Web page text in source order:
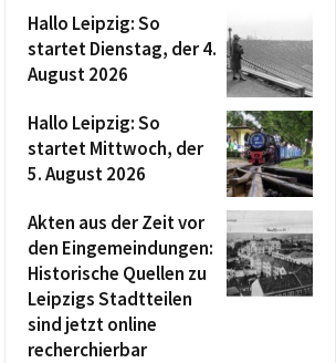
Hallo Leipzig: So
startet Dienstag, der 4.
August 2026
Hallo Leipzig: So
startet Mittwoch, der
5. August 2026
Akten aus der Zeit vor
den Eingemeindungen:
Historische Quellen zu
Leipzigs Stadtteilen
sind jetzt online
recherchierbar